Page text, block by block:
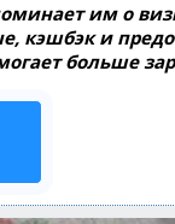
им о
кэшбэк и
больше